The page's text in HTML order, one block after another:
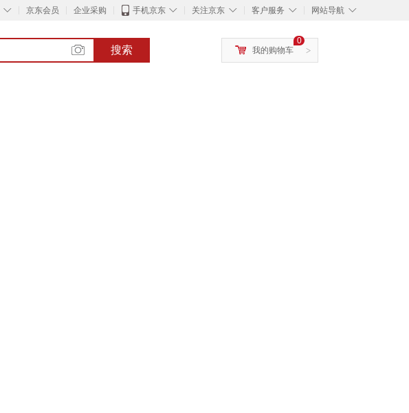
◇ 京东会员 企业采购 ◇
手机京东 ◇
关注京东 ◇
客户服务 ◇
网站导航
搜索 >
0
我的购物车